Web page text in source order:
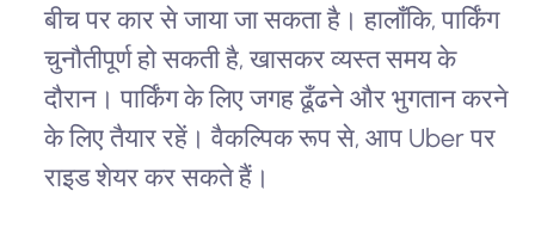
बीच पर कार से जाया जा सकता है। हालाँकि, पार्किंग
चुनौतीपूर्ण हो सकती है, खासकर व्यस्त समय के
दौरान। पार्किंग के लिए जगह ढूँढने और भुगतान करने
के लिए तैयार रहें। वैकल्पिक रूप से, आप Uber पर
राइड शेयर कर सकते हैं।